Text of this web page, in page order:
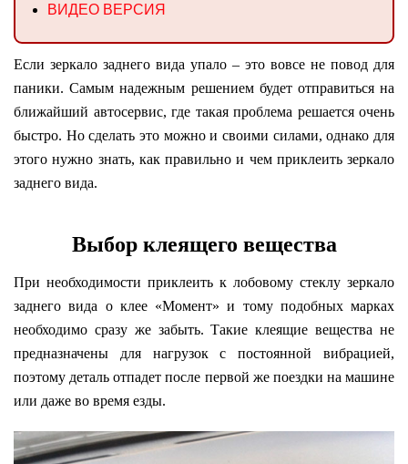
ВИДЕО ВЕРСИЯ
Если зеркало заднего вида упало – это вовсе не повод для
паники. Самым надежным решением будет отправиться на
ближайший автосервис, где такая проблема решается очень
быстро. Но сделать это можно и своими силами, однако для
этого нужно знать, как правильно и чем приклеить зеркало
заднего вида.
Выбор клеящего вещества
При необходимости приклеить к лобовому стеклу зеркало
заднего вида о клее «Момент» и тому подобных марках
необходимо сразу же забыть. Такие клеящие вещества не
предназначены для нагрузок с постоянной вибрацией,
поэтому деталь отпадет после первой же поездки на машине
или даже во время езды.